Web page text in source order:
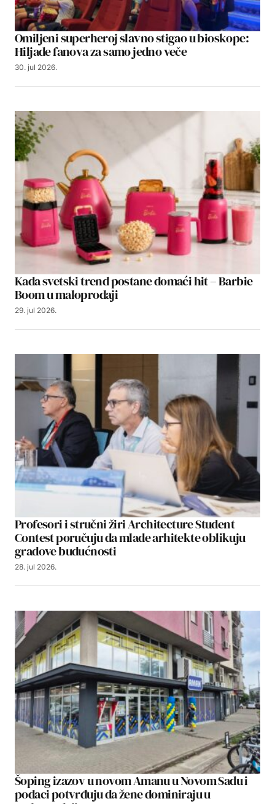
Omiljeni superheroj slavno stigao u bioskope:
Hiljade fanova za samo jedno veče
30. jul 2026.
Kada svetski trend postane domaći hit – Barbie
Boom u maloprodaji
29. jul 2026.
Profesori i stručni žiri Architecture Student
Contest poručuju da mlade arhitekte oblikuju
gradove budućnosti
28. jul 2026.
Šoping izazov u novom Amanu u Novom Sadu i
podaci potvrđuju da žene dominiraju u